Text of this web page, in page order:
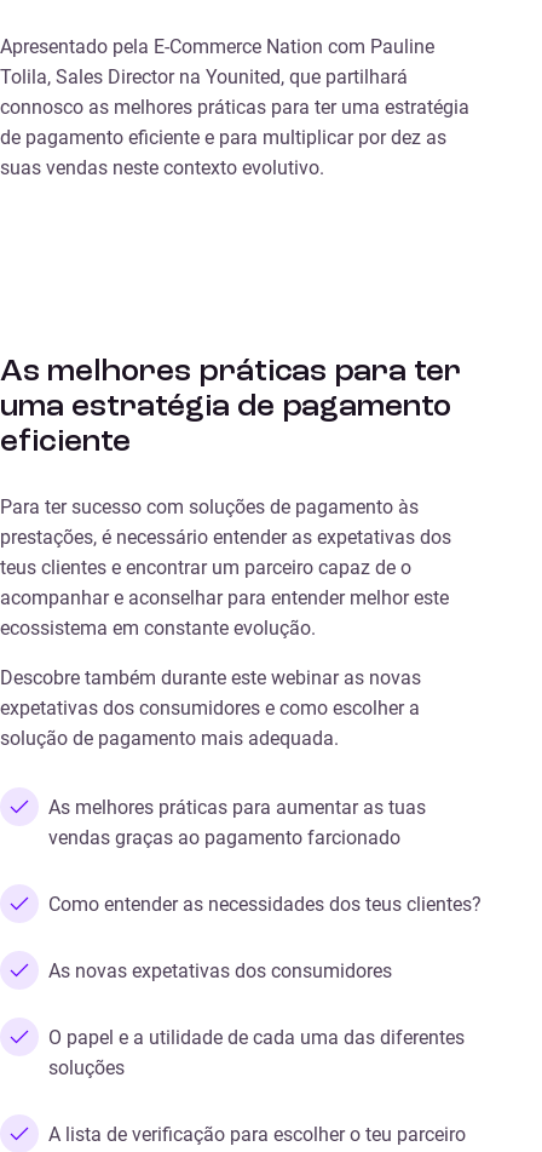
Apresentado pela E-Commerce Nation com Pauline
Tolila, Sales Director na Younited, que partilhará
connosco as melhores práticas para ter uma estratégia
de pagamento eficiente e para multiplicar por dez as
suas vendas neste contexto evolutivo.
As melhores práticas para ter
uma estratégia de pagamento
eficiente
Para ter sucesso com soluções de pagamento às
prestações, é necessário entender as expetativas dos
teus clientes e encontrar um parceiro capaz de o
acompanhar e aconselhar para entender melhor este
ecossistema em constante evolução.
Descobre também durante este webinar as novas
expetativas dos consumidores e como escolher a
solução de pagamento mais adequada.
As melhores práticas para aumentar as tuas
vendas graças ao pagamento farcionado
Como entender as necessidades dos teus clientes?
As novas expetativas dos consumidores
O papel e a utilidade de cada uma das diferentes
soluções
A lista de verificação para escolher o teu parceiro